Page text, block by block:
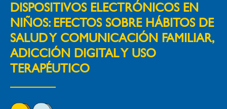
DISPOSITIVOS ELECTRÓNICOS EN
NIÑOS: EFECTOS SOBRE HÁBITOS DE
SALUD Y COMUNICACIÓN FAMILIAR,
ADICCIÓN DIGITAL Y USO
TERAPÉUTICO